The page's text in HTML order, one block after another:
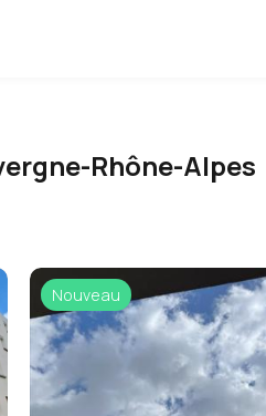
Rhône-Alpes
Nouveau